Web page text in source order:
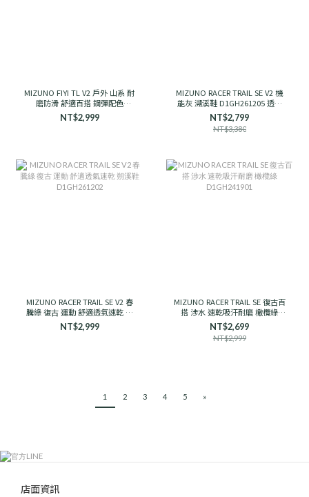
MIZUNO FIYI TL V2 戶外 山系 耐
磨防滑 舒適百搭 鋼彈配色
D1GH251910 男女款
NT$2,999
MIZUNO RACER TRAIL SE V2 機
能灰 溯溪鞋 D1GH261205 透氣
支撐
NT$2,799
NT$3,380
MIZUNO RACER TRAIL SE V2 春
騰綠 復古 運動 舒適透氣速乾 朔
溪鞋 D1GH261202
NT$2,999
MIZUNO RACER TRAIL SE 復古百
搭 涉水 速乾吸汗耐磨 橄欖綠
D1GH241901
NT$2,699
NT$2,999
1 2 3 4 5 »
店面資訊